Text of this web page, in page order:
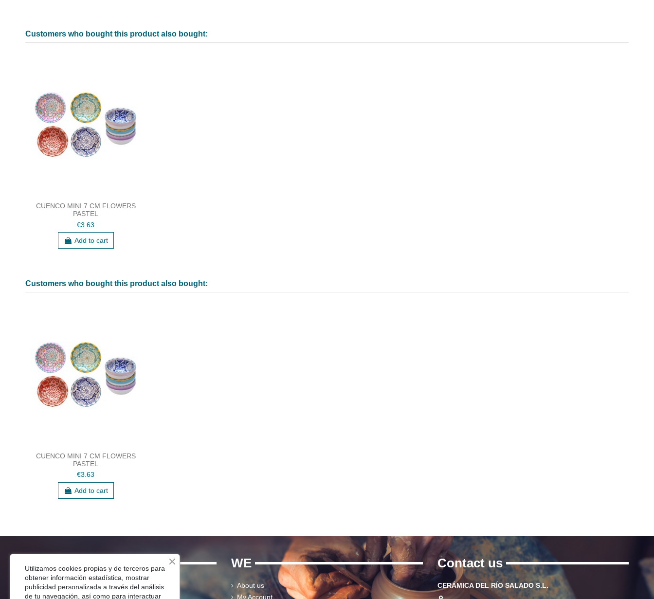
Customers who bought this product also bought:
CUENCO MINI 7 CM FLOWERS
PASTEL
€3.63
Add to cart
Customers who bought this product also bought:
CUENCO MINI 7 CM FLOWERS
PASTEL
€3.63
Add to cart
SHOP
Menaje Mesa
Para Tu Cocina
WE
About us
My Account
Contact us
CERÁMICA DEL RÍO SALADO S.L.
Utilizamos cookies propias y de terceros para
obtener información estadística, mostrar
publicidad personalizada a través del análisis
de tu navegación, así como para interactuar